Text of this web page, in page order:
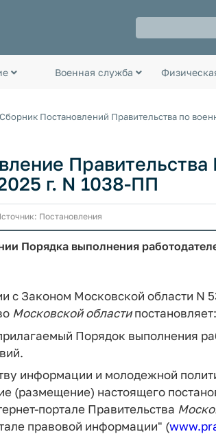
Военная служба
Сборник Постановлений Правительства по
г. N 1038-ПП
Постановления
Порядка выполнения
с Законом Московской области
Московской областипостановляет:
Порядок выполнения
информации и молодежной
(размещение) настоящего
портале Правительства
правовой информации" (